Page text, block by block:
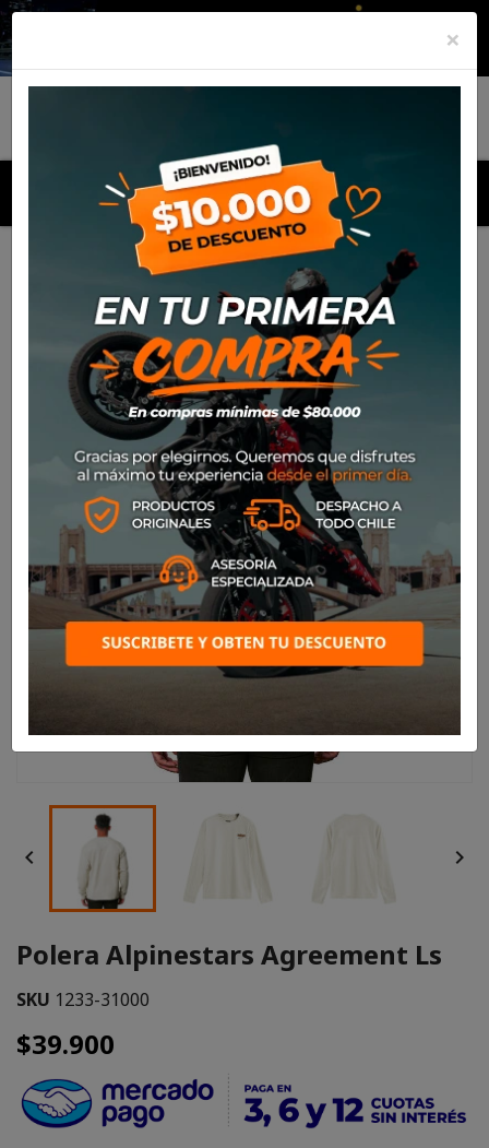
MENU
Productos Polera Alpinestars Agreement Ls
 
Polera Alpinestars Agreement Ls
SKU 1233-31000
$39.900
×